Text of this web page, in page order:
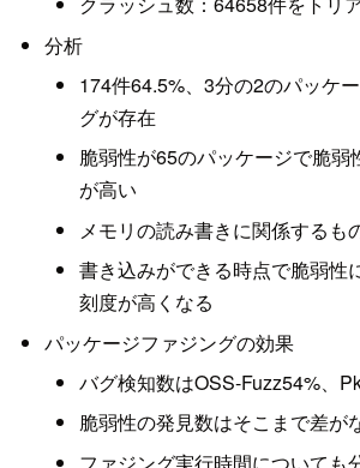
分析
174件64.5%、3分の2のパッケ
グが存在
脆弱性が65のパッケージで脆弱
が高い
メモリの読み書きに関係するも
書き込みができる時点で脆弱性
刻度が高くなる
パッケージファジングの効果
バグ検知数はOSS-Fuzz54%、
脆弱性の発見数はそこまで差が
ファジング実行時間についても